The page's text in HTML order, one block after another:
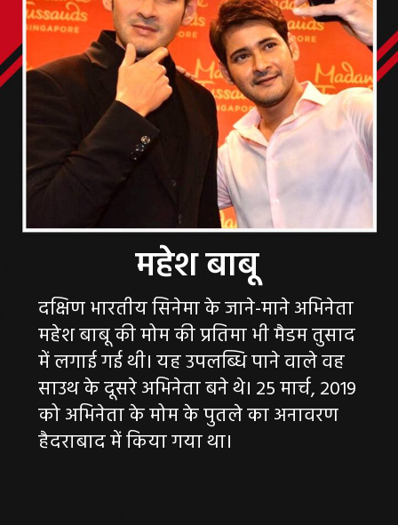
महेश बाबू
दक्षिण भारतीय सिनेमा के जाने-माने अभिनेता
महेश बाबू की मोम की प्रतिमा भी मैडम तुसाद
में लगाई गई थी। यह उपलब्धि पाने वाले वह
साउथ के दूसरे अभिनेता बने थे। 25 मार्च, 2019
को अभिनेता के मोम के पुतले का अनावरण